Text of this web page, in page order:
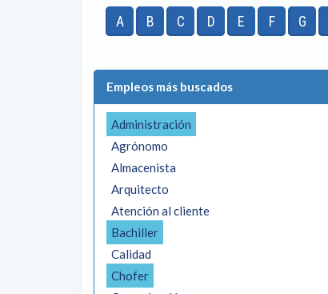
A B C D E F G
Empleos más buscados
Administración
Agrónomo
Almacenista
Arquitecto
Atención al cliente
Bachiller
Calidad
Chofer